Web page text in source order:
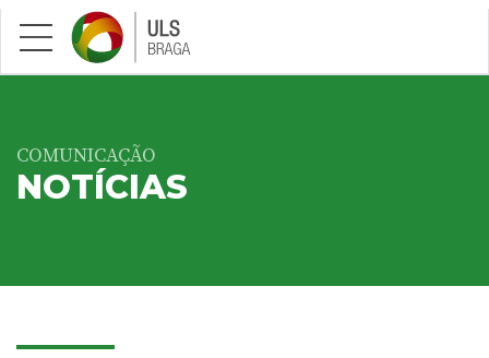
Saltar para conteúdo principal
COMUNICAÇÃO
NOTÍCIAS